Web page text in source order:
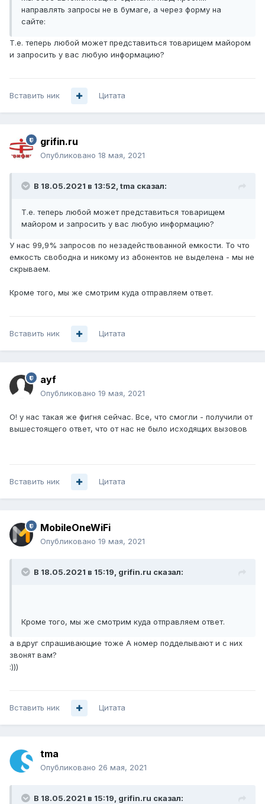
направлять запросы не в бумаге, а через форму на
сайте:
Т.е. теперь любой может представиться товарищем майором
и запросить у вас любую информацию?
Вставить ник Цитата
grifin.ru
Опубликовано 18 мая, 2021
В 18.05.2021 в 13:52, tma сказал:
Т.е. теперь любой может представиться товарищем
майором и запросить у вас любую информацию?
У нас 99,9% запросов по незадействованной емкости. То что
емкость свободна и никому из абонентов не выделена - мы не
скрываем.
Кроме того, мы же смотрим куда отправляем ответ.
Вставить ник Цитата
ayf
Опубликовано 19 мая, 2021
О! у нас такая же фигня сейчас. Все, что смогли - получили от
вышестоящего ответ, что от нас не было исходящих вызовов
Вставить ник Цитата
MobileOneWiFi
Опубликовано 19 мая, 2021
В 18.05.2021 в 15:19, grifin.ru сказал:
Кроме того, мы же смотрим куда отправляем ответ.
а вдруг спрашивающие тоже А номер подделывают и с них
звонят вам?
:)))
Вставить ник Цитата
tma
Опубликовано 26 мая, 2021
В 18.05.2021 в 15:19, grifin.ru сказал: